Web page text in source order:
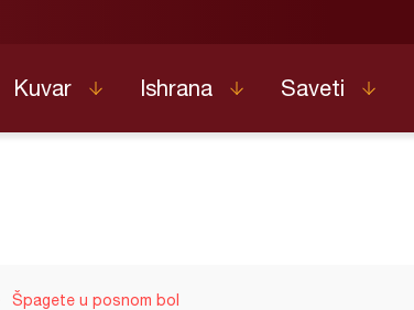
Kuvar Ishrana Saveti
Špagete u posnom bol